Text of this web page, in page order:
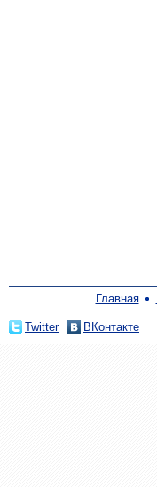
Главная
Twitter ВКонтакте